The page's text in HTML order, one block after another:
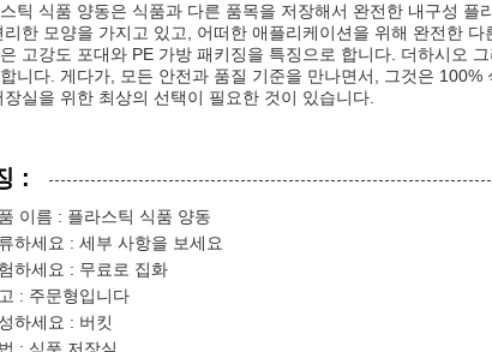
틱 식품 양동은 식품과 다른 품목을 저장해서 완전한 내구성
리한 모양을 가지고 있고, 어떠한 애플리케이션을 위해 완전한
고강도 포대와 PE 가방 패키징을 특징으로 합니다. 더하시오
니다. 게다가, 모든 안전과 품질 기준을 만나면서, 그것은
장실을 위한 최상의 선택이 필요한 것이 있습니다.
:
이름 : 플라스틱 식품 양동
하세요 : 세부 사항을 보세요
하세요 : 무료로 집화
: 주문형입니다
하세요 : 버킷